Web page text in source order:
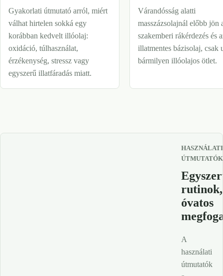
Gyakorlati útmutató arról, miért
válhat hirtelen sokká egy
korábban kedvelt illóolaj:
oxidáció, túlhasználat,
érzékenység, stressz vagy
egyszerű illatfáradás miatt.
Várandósság alatti
masszázsolajnál előbb jön
szakemberi rákérdezés és
illatmentes bázisolaj, csak
bármilyen illóolajos ötlet.
HASZNÁLATI
ÚTMUTATÓK
rutinok,
óvatos
A
használati
útmutatók